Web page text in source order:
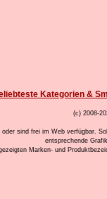
Kategorien &
(c) 2008-
sind frei im Web verfügbar.
entsprechende
Marken- und